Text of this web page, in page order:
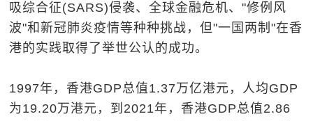
吸综合征(SARS)侵袭、全球金融危机、"修例风
波"和新冠肺炎疫情等种种挑战，但"一国两制"在香
港的实践取得了举世公认的成功。
1997年，香港GDP总值1.37万亿港元，人均GDP
为19.20万港元，到2021年，香港GDP总值2.86